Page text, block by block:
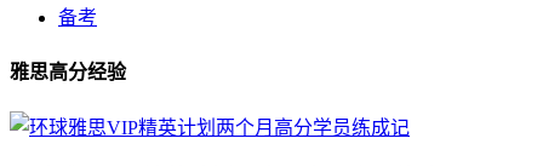
备考
雅思高分经验